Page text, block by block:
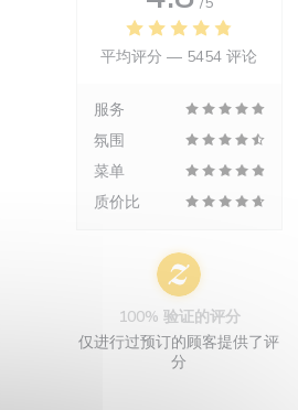
平均评分 — 5454 评论
服务
氛围
菜单
质价比
100% 验证的评分
仅进行过预订的顾客提供了评
分